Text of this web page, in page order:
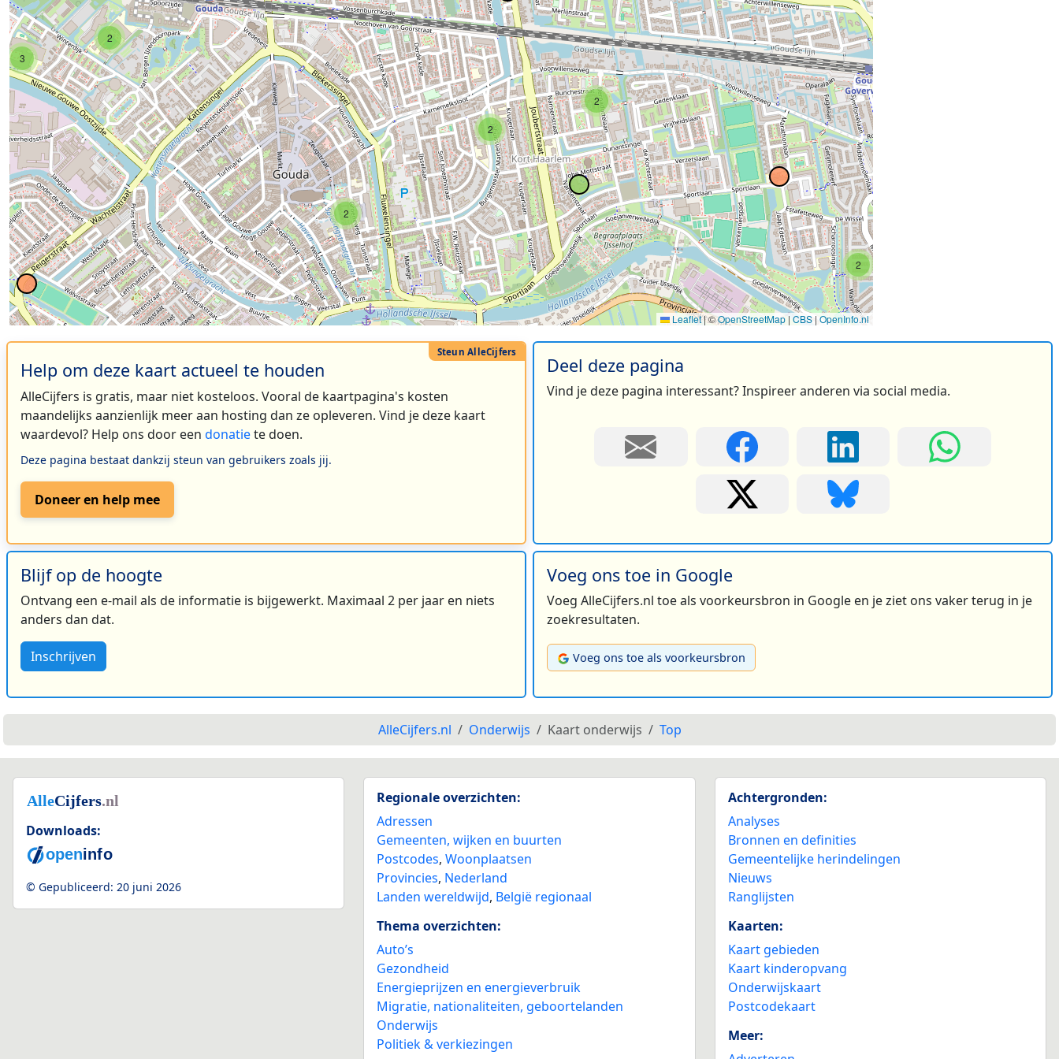
2
2
2
2
2
3
Leaflet|©OpenStreetMap | CBS | OpenInfo.nl
Help om deze kaart actueel te houden
AlleCijfers is gratis, maar niet kosteloos. Vooral de kaartpagina's kosten
maandelijks aanzienlijk meer aan hosting dan ze opleveren. Vind je deze kaart
waardevol? Help ons door een donatiete doen.
Deze pagina bestaat dankzij steun van gebruikers zoals jij.
Doneer en help mee
Deel deze pagina
Vind je deze pagina interessant? Inspireer anderen via social media.
Blijf op de hoogte
Ontvang een e-mail als de informatie is bijgewerkt. Maximaal 2 per jaar en niets
anders dan dat.
Inschrijven
Voeg ons toe in Google
Voeg AlleCijfers.nl toe als voorkeursbron in Google en je ziet ons vaker terug in je
zoekresultaten.
Voeg ons toe als voorkeursbron
AlleCijfers.nl Onderwijs Kaart onderwijs Top
Downloads:
© Gepubliceerd: 20 juni 2026
Regionale overzichten:
Adressen
Gemeenten, wijken en buurten
Postcodes,Woonplaatsen
Provincies, Nederland
Landen wereldwijd, België regionaal
Thema overzichten:
Auto’s
Gezondheid
Energieprijzen en energieverbruik
Migratie, nationaliteiten, geboortelanden
Onderwijs
Politiek & verkiezingen
Achtergronden:
Analyses
Bronnen en definities
Gemeentelijke herindelingen
Nieuws
Ranglijsten
Kaarten:
Kaart gebieden
Kaart kinderopvang
Onderwijskaart
Postcodekaart
Meer: